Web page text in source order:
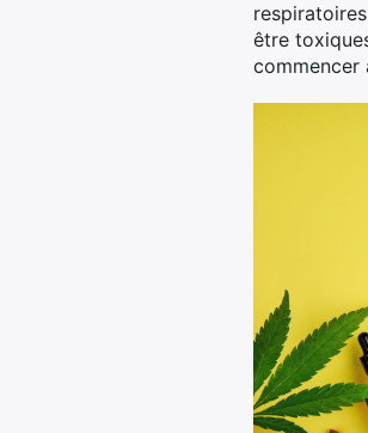
être
commencer